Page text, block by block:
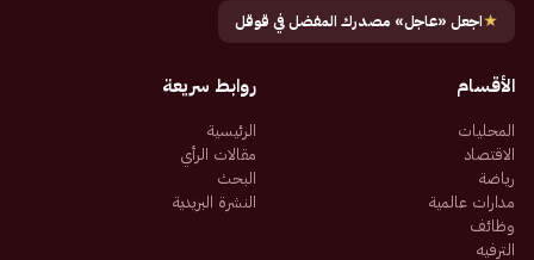
★اجعل «عاجل» مصدرك المفضل في قوقل
الأقسام
المحليات
الاقتصاد
رياضة
مدارات عالمية
وظائف
الترفيه
روابط سريعة
الرئيسية
مقالات الرأي
البحث
النشرة البريدية